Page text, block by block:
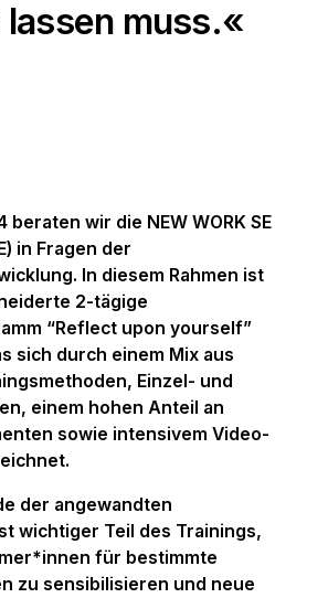
lassen muss.«
beraten wir die NEW WORK SE
in Fragen der
In diesem Rahmen ist
2-tägige
“Reflect upon yourself”
sich durch einem Mix aus
Einzel- und
einem hohen Anteil an
sowie intensivem Video-
der angewandten
wichtiger Teil des Trainings,
für bestimmte
zu sensibilisieren und neue